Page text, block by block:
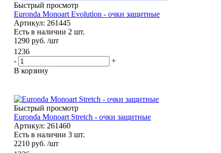
Быстрый просмотр
Euronda Monoart Evolution - очки защитные
Артикул: 261445
Есть в наличии 2 шт.
1290 руб. /шт
1236
-
+
В корзину
Быстрый просмотр
Euronda Monoart Stretch - очки защитные
Артикул: 261460
Есть в наличии 3 шт.
2210 руб. /шт